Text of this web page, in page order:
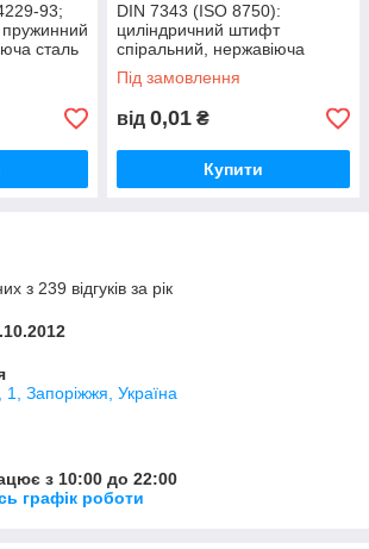
93;
сталь
DIN 7343 (ISO 8750):
циліндричний штифт
спіральний, нержавіюча
сталь А2 (AISI 304)
Під замовлення
від 0,01 ₴
Купити
з 239 відгуків за рік
Запоріжжя, Україна
з 10:00 до 22:00
графік роботи